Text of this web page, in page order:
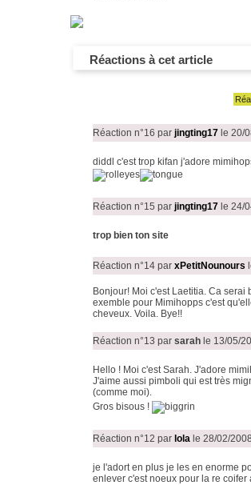
Réactions à cet article
Réaction n°16 par jingting17 le 20/
diddl c'est trop kifan j'adore
Réaction n°15 par jingting17 le 24/
trop bien ton site
Réaction n°14 par xPetitNounours
Bonjour! Moi c'est Laetitia. Ca
exemble pour Mimihopps c'est
cheveux. Voila. Bye!!
Réaction n°13 par sarah le 13/05/
Hello ! Moi c'est Sarah. J'adore
J'aime aussi pimboli qui est très
(comme moi).
Gros bisous !
Réaction n°12 par lola le 28/02/
je l'adort en plus je les en enorme
enlever c'est noeux pour la re